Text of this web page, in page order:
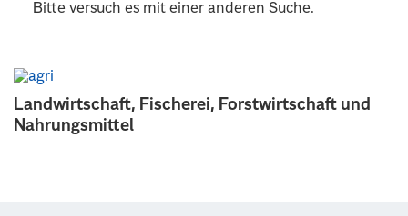
Landwirtschaft, Fischerei, Forstwirtschaft und
Nahrungsmittel
Bitte versuch es mit einer anderen Suche.